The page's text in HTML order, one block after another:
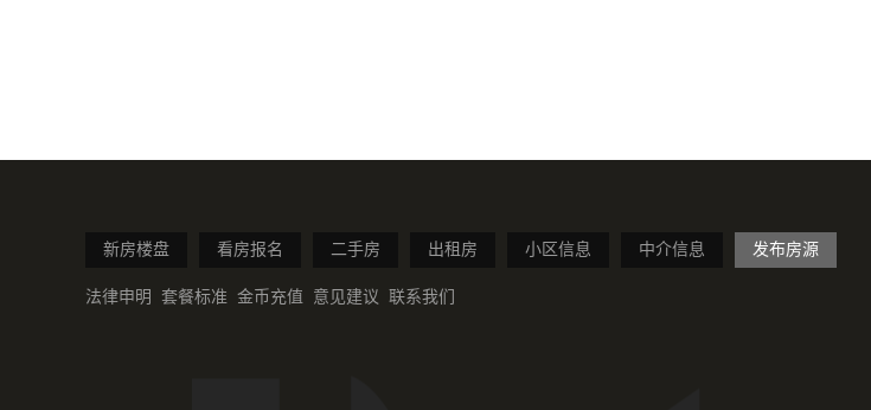
新房楼盘 看房报名 二手房 出租房 小区信息 中介信息 发布房源
法律申明 套餐标准 金币充值 意见建议 联系我们